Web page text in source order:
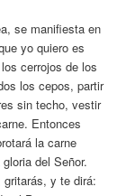
se manifiesta en
yo quiero es
cerrojos de los
los cepos, partir
sin techo, vestir
Entonces
la carne
del Señor.
y te dirá: